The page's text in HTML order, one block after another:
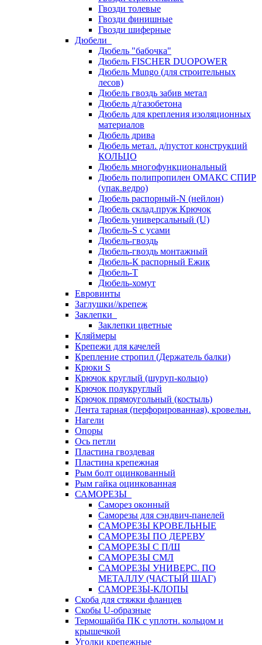
Гвозди толевые
Гвозди финишные
Гвозди шиферные
Дюбели
Дюбель "бабочка"
Дюбель FISCHER DUOPOWER
Дюбель Mungo (для строительных
лесов)
Дюбель гвоздь забив метал
Дюбель д/газобетона
Дюбель для крепления изоляционных
материалов
Дюбель дрива
Дюбель метал. д/пустот конструкций
КОЛЬЦО
Дюбель многофункциональный
Дюбель полипропилен ОМАКС СПИР
(упак.ведро)
Дюбель распорный-N (нейлон)
Дюбель склад.пруж Крючок
Дюбель универсальный (U)
Дюбель-S с усами
Дюбель-гвоздь
Дюбель-гвоздь монтажный
Дюбель-К распорный Ежик
Дюбель-Т
Дюбель-хомут
Евровинты
Заглушки//крепеж
Заклепки
Заклепки цветные
Кляймеры
Крепежи для качелей
Крепление стропил (Держатель балки)
Крюки S
Крючок круглый (шуруп-кольцо)
Крючок полукруглый
Крючок прямоугольный (костыль)
Лента тарная (перфорированная), кровельн.
Нагели
Опоры
Ось петли
Пластина гвоздевая
Пластина крепежная
Рым болт оцинкованный
Рым гайка оцинкованная
САМОРЕЗЫ
Саморез оконный
Саморезы для сэндвич-панелей
САМОРЕЗЫ КРОВЕЛЬНЫЕ
САМОРЕЗЫ ПО ДЕРЕВУ
САМОРЕЗЫ С П/Ш
САМОРЕЗЫ СМЛ
САМОРЕЗЫ УНИВЕРС. ПО
МЕТАЛЛУ (ЧАСТЫЙ ШАГ)
САМОРЕЗЫ-КЛОПЫ
Скоба для стяжки фланцев
Скобы U-образные
Термошайба ПК с уплотн. кольцом и
крышечкой
Уголки крепежные